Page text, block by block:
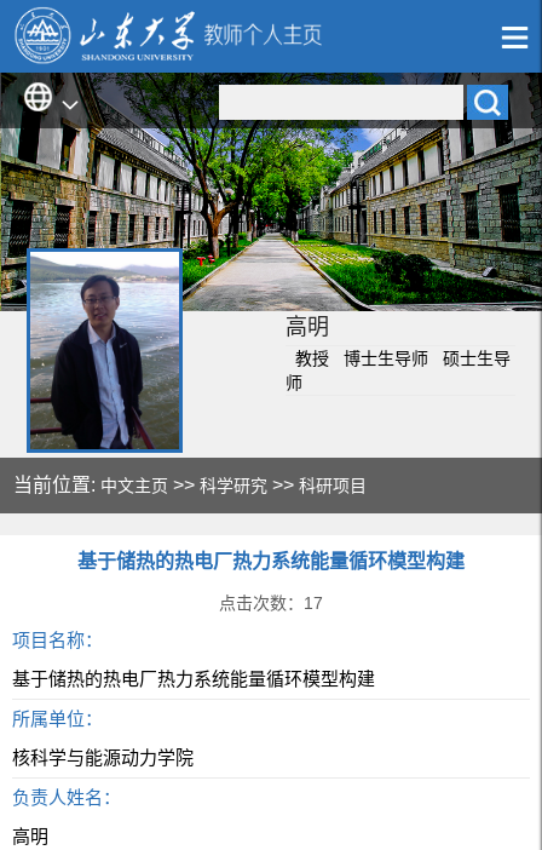
高明
教授 博士生导师 硕士生导
师
当前位置: 中文主页 >>科学研究 >>科研项目
基于储热的热电厂热力系统能量循环模型构建
点击次数： 17
项目名称：
基于储热的热电厂热力系统能量循环模型构建
所属单位：
核科学与能源动力学院
负责人姓名：
高明